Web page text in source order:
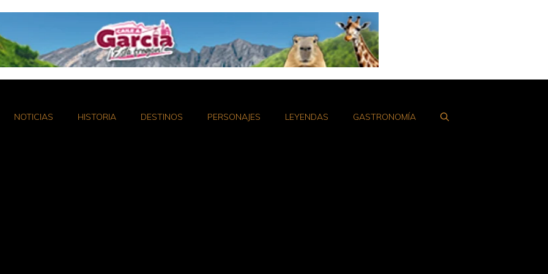
NOTICIAS HISTORIA DESTINOS PERSONAJES LEYENDAS GASTRONOMÍA